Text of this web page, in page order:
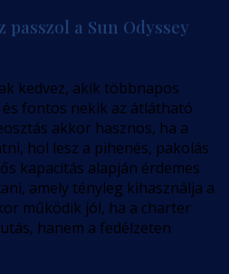
a Sun Odyssey
kedvez, akik többnapos
fontos nekik az átlátható
akkor hasznos, ha a
hol lesz a pihenés, pakolás
kapacitás alapján érdemes
amely tényleg kihasználja a
működik jól, ha a charter
hanem a fedélzeten